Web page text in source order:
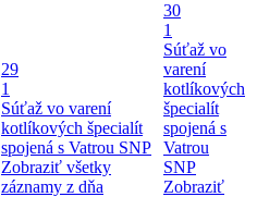
29
1
Súťaž vo varení
kotlíkových špecialít
spojená s Vatrou SNP
Zobraziť všetky
záznamy z dňa
30
1
Súťaž vo
varení
kotlíkových
špecialít
spojená s
Vatrou
SNP
Zobraziť